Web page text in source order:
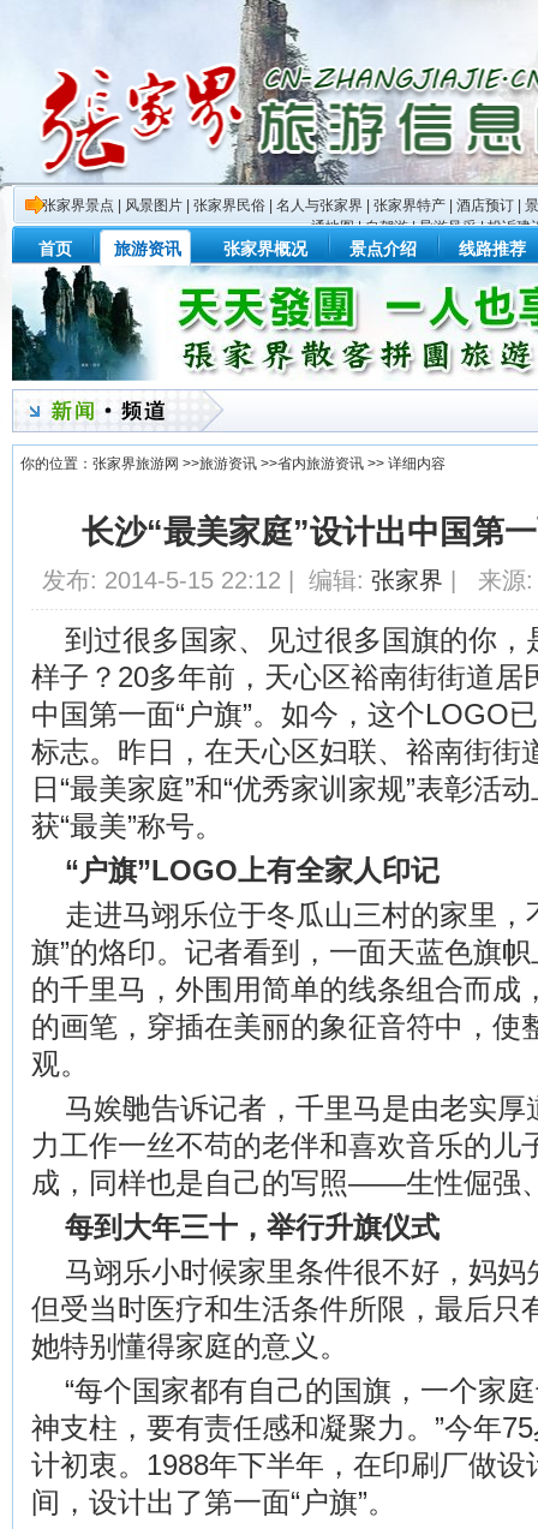
张家界景点 风景图片 张家界民俗 名人与张家界 张家界特产 酒店预订
通地图|自驾游|导游风采|投诉建
首页 旅游资讯 张家界概况 景点介绍 线路推荐
你的位置： 张家界旅游网 >>旅游资讯 >>省内旅游资讯 >> 详细内容
长沙“最美家庭”设计出中国第
发布: 2014-5-15 22:12 | 编辑: 张家界 | 来源:
到过很多国家、见过很多国旗的你，
样子？20多年前，天心区裕南街街道居
中国第一面“户旗”。如今，这个LOGO
标志。昨日，在天心区妇联、裕南街街
日“最美家庭”和“优秀家训家规”表彰活
获“最美”称号。
“户旗”LOGO上有全家人印记
走进马翊乐位于冬瓜山三村的家里，
旗”的烙印。记者看到，一面天蓝色旗
的千里马，外围用简单的线条组合而成
的画笔，穿插在美丽的象征音符中，使
观。
马娭毑告诉记者，千里马是由老实
力工作一丝不苟的老伴和喜欢音乐的儿
成，同样也是自己的写照——生性倔强
每到大年三十，举行升旗仪式
马翊乐小时候家里条件很不好，妈妈
但受当时医疗和生活条件所限，最后只
她特别懂得家庭的意义。
“每个国家都有自己的国旗，一个家
神支柱，要有责任感和凝聚力。”今年
计初衷。1988年下半年，在印刷厂做
间，设计出了第一面“户旗”。